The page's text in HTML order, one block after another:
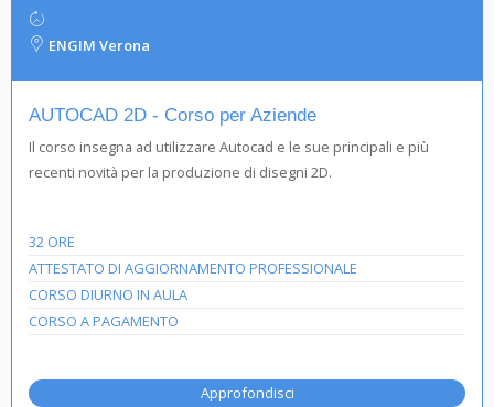
ENGIM Verona
AUTOCAD 2D - Corso per Aziende
Il corso insegna ad utilizzare Autocad e le sue principali e più
recenti novità per la produzione di disegni 2D.
32 ORE
ATTESTATO DI AGGIORNAMENTO PROFESSIONALE
CORSO DIURNO IN AULA
CORSO A PAGAMENTO
Approfondisci